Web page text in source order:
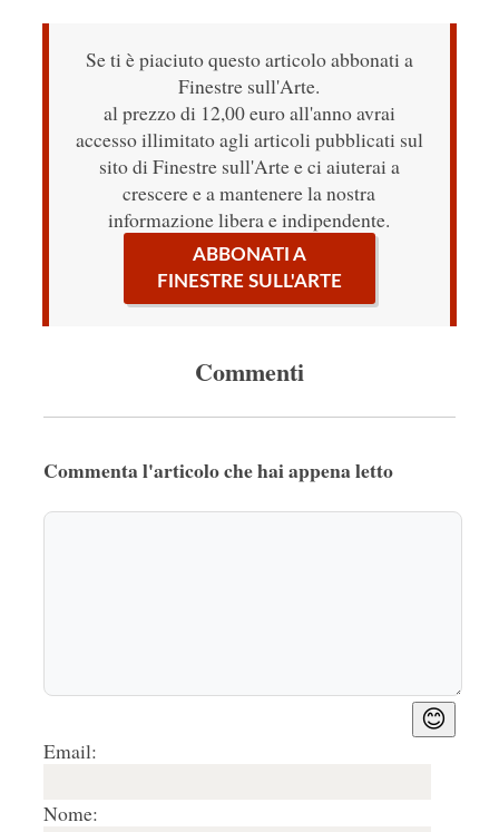
Se ti è piaciuto questo articolo abbonati a
Finestre sull'Arte.
al prezzo di 12,00 euro all'anno avrai
accesso illimitato agli articoli pubblicati sul
sito di Finestre sull'Arte e ci aiuterai a
crescere e a mantenere la nostra
informazione libera e indipendente.
ABBONATI A
FINESTRE SULL'ARTE
Commenti
Commenta l'articolo che hai appena letto
😊
Email:
Nome: